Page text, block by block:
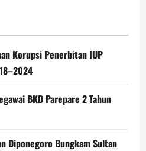
Korupsi Penerbitan IUP
BKD Parepare 2 Tahun
Diponegoro Bungkam Sultan